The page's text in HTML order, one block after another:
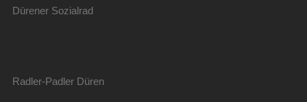
Dürener Sozialrad
Radler-Padler Düren